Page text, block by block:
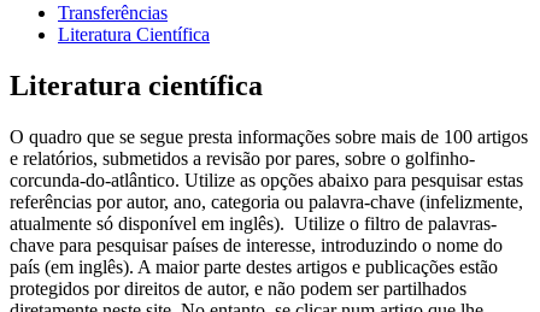
Transferências
Literatura Científica
Literatura científica
O quadro que se segue presta informações sobre mais de 100 artigos
e relatórios, submetidos a revisão por pares, sobre o golfinho-
corcunda-do-atlântico. Utilize as opções abaixo para pesquisar estas
referências por autor, ano, categoria ou palavra-chave (infelizmente,
atualmente só disponível em inglês). Utilize o filtro de palavras-
chave para pesquisar países de interesse, introduzindo o nome do
país (em inglês). A maior parte destes artigos e publicações estão
protegidos por direitos de autor, e não podem ser partilhados